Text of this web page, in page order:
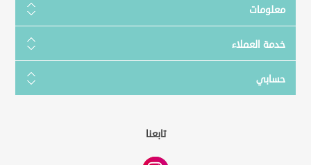
معلومات
خدمة العملاء
حسابي
تابعنا